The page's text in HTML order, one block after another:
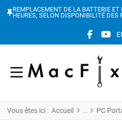
REMPLACEMENT DE LA BATTERIE ET
HEURES, SELON DISPONIBILITÉ DES
Vous êtes ici : Accueil PC Portable ne